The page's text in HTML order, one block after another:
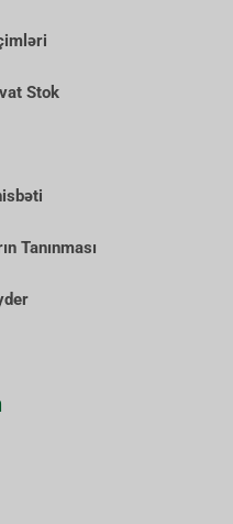
Stok
Tanınması